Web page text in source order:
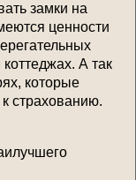
замки на
ценности
А так
которые
страхованию.